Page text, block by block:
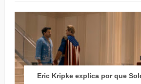
Eric Kripke explica por que